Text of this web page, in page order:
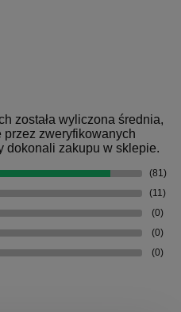
została wyliczona średnia,
przez zweryfikowanych
dokonali zakupu w sklepie.
(81)
(11)
(0)
(0)
(0)